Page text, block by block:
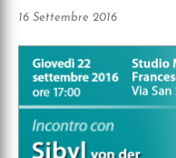
16 Settembre 2016